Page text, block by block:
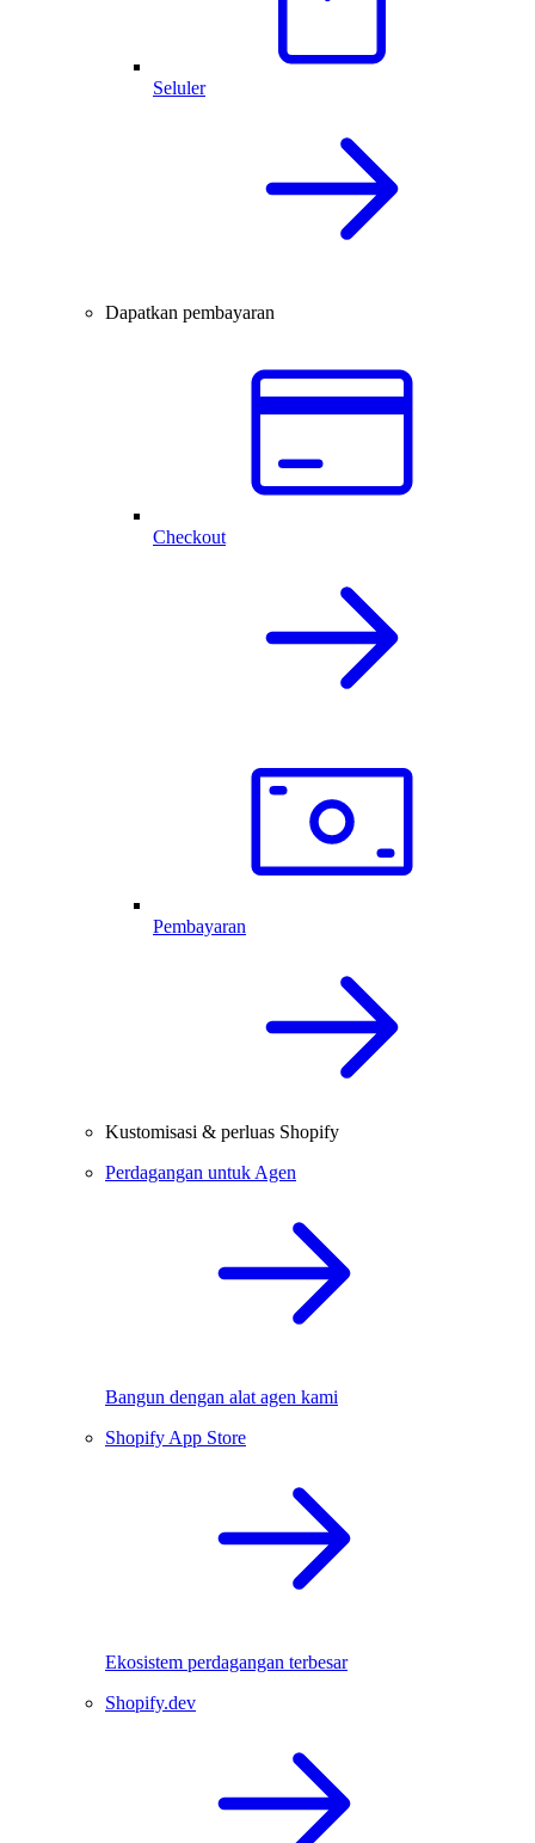
Seluler
Dapatkan pembayaran
Checkout
Pembayaran
Kustomisasi & perluas Shopify
Perdagangan untuk Agen
Bangun dengan alat agen kami
Shopify App Store
Ekosistem perdagangan terbesar
Shopify.dev